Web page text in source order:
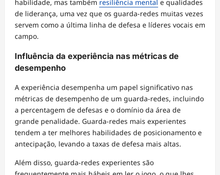
habilidade, mas também resiliência mental e qualidades
de liderança, uma vez que os guarda-redes muitas vezes
servem como a última linha de defesa e líderes vocais em
campo.
Influência da experiência nas métricas de
desempenho
A experiência desempenha um papel significativo nas
métricas de desempenho de um guarda-redes, incluindo
a percentagem de defesas e o domínio da área de
grande penalidade. Guarda-redes mais experientes
tendem a ter melhores habilidades de posicionamento e
antecipação, levando a taxas de defesa mais altas.
Além disso, guarda-redes experientes são